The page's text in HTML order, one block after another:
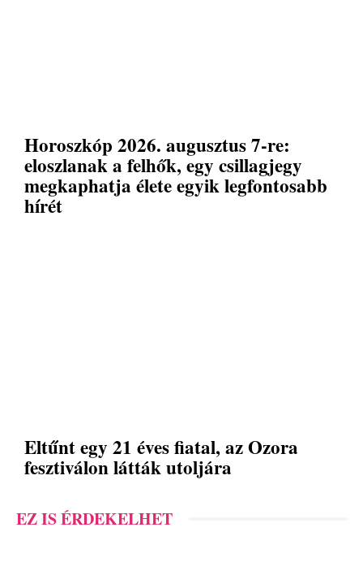
Horoszkóp 2026. augusztus 7-re:
eloszlanak a felhők, egy csillagjegy
megkaphatja élete egyik legfontosabb
hírét
Eltűnt egy 21 éves fiatal, az Ozora
fesztiválon látták utoljára
EZ IS ÉRDEKELHET